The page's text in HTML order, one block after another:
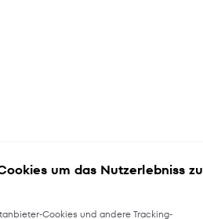
um das Nutzerlebniss zu
Cookies und andere Tracking-